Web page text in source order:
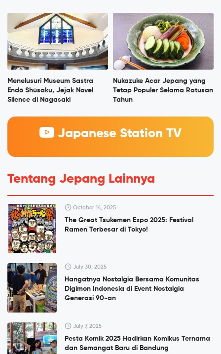
Menelusuri Museum Sastra
Endō Shūsaku, Jejak Novel
Silence di Nagasaki
Nukazuke Acar Jepang yang
Tetap Populer Selama Ratusan
Tahun
Japanese Station TV
Tentang Jepang Lainnya
October 14, 2025
The Great Tsukemen Expo 2025: Festival
Ramen Terbesar di Tokyo!
July 30, 2025
Hangatnya Nostalgia Bersama Komunitas
Digimon Indonesia di Event Nostalgia
Generasi 90-an
July 7, 2025
Pesta Komik 2025 Hadirkan Komikus Ternama
dan Semangat Baru di Bandung